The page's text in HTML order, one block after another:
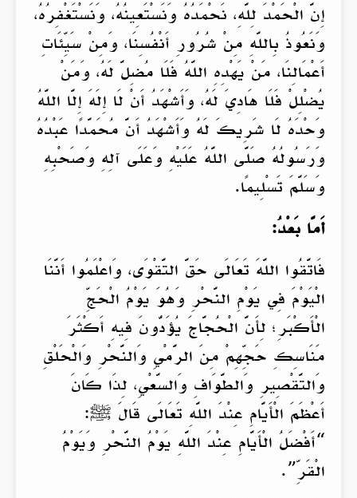
إِنَّ الْحَمْدَ لِلَّهِ، نَحْمَدُهُ وَنَسْتَعِينُهُ، وَنَسْتَغْفِرُهُ،
وَنَعُوذُ بِاللَّهِ مِنْ شُرُورِ أَنْفُسِنَا، وَمِنْ سَيِّئَاتِ
أَعْمَالِنَا، مَنْ يَهْدِهِ اللَّهُ فَلَا مُضِلَّ لَهُ، وَمَنْ
يُضْلِلْ فَلَا هَادِيَ لَهُ، وَأَشْهَدُ أَنْ لَا إِلَهَ إِلَّا اللَّهُ
وَحْدَهُ لَا شَرِيكَ لَهُ وَأَشْهَدُ أَنَّ مُحَمَّدًا عَبْدُهُ
وَرَسُولُهُ صَلَّى اللَّهُ عَلَيْهِ وَعَلَى آلِهِ وَصَحْبِهِ
وَسَلَّمَ تَسْلِيمًا.
أَمَّا بَعْدُ:
فَاتَّقُوا اللَّهَ تَعَالَى حَقَّ التَّقْوَى، وَاعْلَمُوا أَنَّنَا
الْيَوْمَ فِي يَوْمِ النَّحْرِ وَهُوَ يَوْمُ الْحَجِّ
الْأَكْبَرِ؛ لِأَنَّ الْحُجَّاجَ يُؤَدُّونَ فِيهِ أَكْثَرَ
مَنَاسِكِ حَجِّهِمْ مِنَ الرَّمْيِ وَالنَّحْرِ وَالْحَلْقِ
وَالتَّقْصِيرِ وَالطَّوَافِ وَالسَّعْيِ، لِذَا كَانَ
أَعْظَمَ الْأَيَّامِ عِنْدَ اللَّهِ تَعَالَى قَالَ ﷺ:
“أَفْضَلُ الْأَيَّامِ عِنْدَ اللَّهِ يَوْمُ النَّحْرِ وَيَوْمُ
الْقَرِّ”.